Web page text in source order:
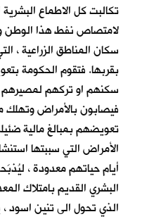
تكالبت كل الاطماع البشرية
لامتصاص نفط هذا الوطن
سكان المناطق الزراعية ،
بقربها. فتقوم الحكومة
سكنهم او تركهم لمصيرهم
فيصابون بالأمراض
تعويضهم بمبالغ مالية
الأمراض التي سببتها
أيام حياتهم معدودة ،
البشري القديم بامتلاك
الذي تحول الى تنين اسود ،